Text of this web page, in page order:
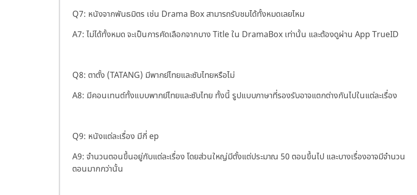
Q7: หนังจากพันธมิตร เช่น Drama Box สามารถรับชมได้ทั้งหมดเลยไหม
A7: ไม่ได้ทั้งหมด จะเป็นการคัดเลือกจากบาง Title ใน DramaBox เท่านั้น และต้องดูผ่าน App TrueID
Q8: ตาตั้ง (TATANG) มีพากย์ไทยและซับไทยหรือไม่
A8: มีคอนเทนต์ทั้งแบบพากย์ไทยและซับไทย ทั้งนี้ รูปแบบภาษาที่รองรับอาจแตกต่างกันไปในแต่ละเรื่อง
Q9: หนังแต่ละเรื่อง มีกี่ ep
A9: จำนวนตอนขึ้นอยู่กับแต่ละเรื่อง โดยส่วนใหญ่มีตั้งแต่ประมาณ 50 ตอนขึ้นไป และบางเรื่องอาจมีจำนวน
ตอนมากกว่านั้น